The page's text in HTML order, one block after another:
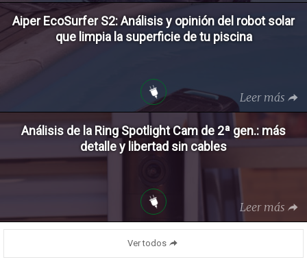
Aiper EcoSurfer S2: Análisis y opinión del robot solar
que limpia la superficie de tu piscina
Leer más
Análisis de la Ring Spotlight Cam de 2ª gen.: más
detalle y libertad sin cables
Leer más
Ver todos